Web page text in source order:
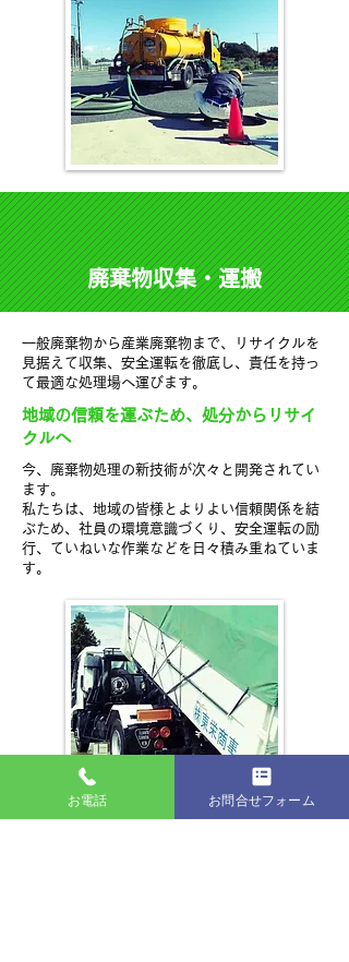
廃棄物収集・運搬
一般廃棄物から産業廃棄物まで、リサイクルを
見据えて収集、安全運転を徹底し、責任を持っ
て最適な処理場へ運びます。
地域の信頼を運ぶため、処分からリサイ
クルへ
今、廃棄物処理の新技術が次々と開発されてい
ます。
私たちは、地域の皆様とよりよい信頼関係を結
ぶため、社員の環境意識づくり、安全運転の励
行、ていねいな作業などを日々積み重ねていま
す。
お電話 お問合せフォーム